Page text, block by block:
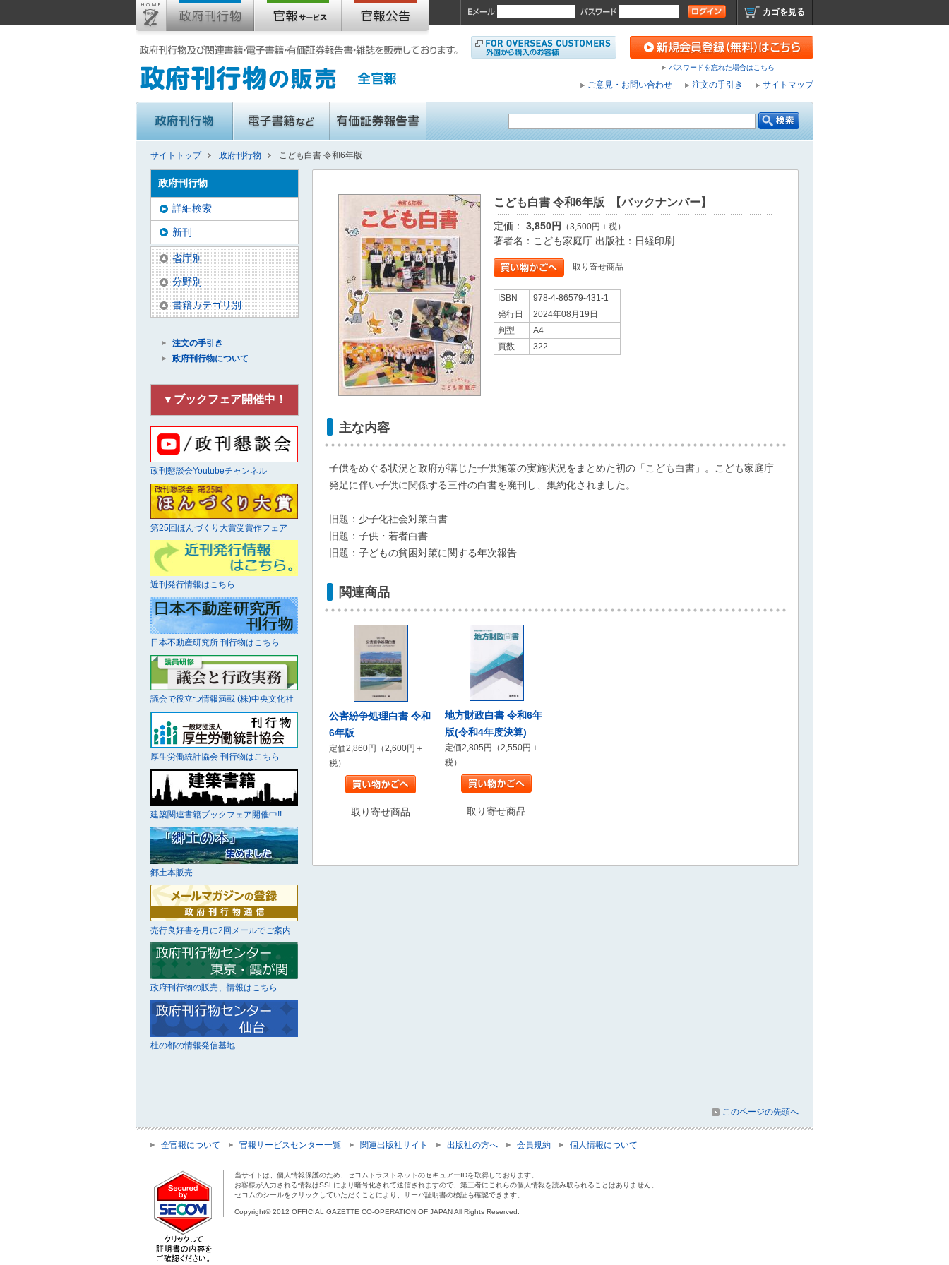
カゴを見る
パスワードを忘れた場合はこちら
ご意見・お問い合わせ 注文の手引き サイトマップ
サイトトップ 政府刊行物 こども白書 令和6年版
こども白書 令和6年版 【バックナンバー】
定価： 3,850円 （3,500円＋税）
著者名：こども家庭庁 出版社：日経印刷
取り寄せ商品
ISBN
978-4-86579-431-1
発行日
2024年08月19日
判型
A4
頁数
322
主な内容
子供をめぐる状況と政府が講じた子供施策の実施状況をまとめた初の「こども白書」。こども家庭庁
発足に伴い子供に関係する三件の白書を廃刊し、集約化されました。
旧題：少子化社会対策白書
旧題：子供・若者白書
旧題：子どもの貧困対策に関する年次報告
関連商品
公害紛争処理白書 令和
6年版
定価2,860円（2,600円＋
税）
取り寄せ商品
地方財政白書 令和6年
版(令和4年度決算)
定価2,805円（2,550円＋
税）
取り寄せ商品
政府刊行物
詳細検索
新刊
省庁別
分野別
書籍カテゴリ別
注文の手引き
政府刊行物について
▼ブックフェア開催中！
政刊懇談会Youtubeチャンネル
第25回ほんづくり大賞受賞作フェア
近刊発行情報はこちら
日本不動産研究所 刊行物はこちら
議会で役立つ情報満載 (株)中央文化社
厚生労働統計協会 刊行物はこちら
建築関連書籍ブックフェア開催中!!
郷土本販売
売行良好書を月に2回メールでご案内
政府刊行物の販売、情報はこちら
杜の都の情報発信基地
このページの先頭へ
全官報について 官報サービスセンター一覧 関連出版社サイト 出版社の方へ 会員規約 個人情報について
当サイトは、個人情報保護のため、セコムトラストネットのセキュアーIDを取得しております。
お客様が入力される情報はSSLにより暗号化されて送信されますので、第三者にこれらの個人情報を読み取られることはありません。
セコムのシールをクリックしていただくことにより、サーバ証明書の検証も確認できます。
Copyright© 2012 OFFICIAL GAZETTE CO-OPERATION OF JAPAN All Rights Reserved.